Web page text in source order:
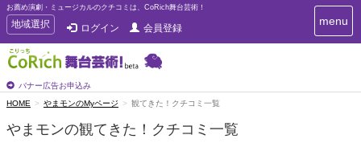
お薦め演劇・ミュージカルのクチコミは、CoRich舞台芸術！
T
o
g
g
e
n
v
地域選択 ログイン 会員登録
バナー広告お申込み
T
o
menu
HOME やまモンのMyページ 観てきた！クチコミ一覧
やまモンの観てきた！クチコミ一覧